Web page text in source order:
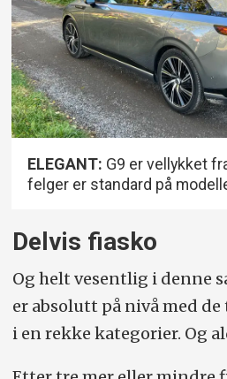
ELEGANT: G9 er vellykket
felger er standard på
Delvis fiasko
Og helt vesentlig i denne
er absolutt på nivå med
i en rekke kategorier. Og